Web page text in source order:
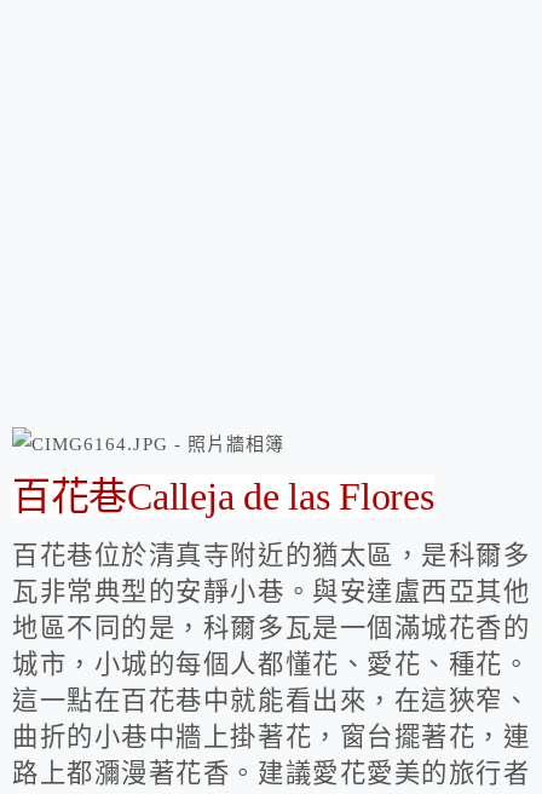
百花巷Calleja de las Flores
百花巷位於清真寺附近的猶太區，是科爾多
瓦非常典型的安靜小巷。與安達盧西亞其他
地區不同的是，科爾多瓦是一個滿城花香的
城市，小城的每個人都懂花、愛花、種花。
這一點在百花巷中就能看出來，在這狹窄、
曲折的小巷中牆上掛著花，窗台擺著花，連
路上都瀰漫著花香。建議愛花愛美的旅行者